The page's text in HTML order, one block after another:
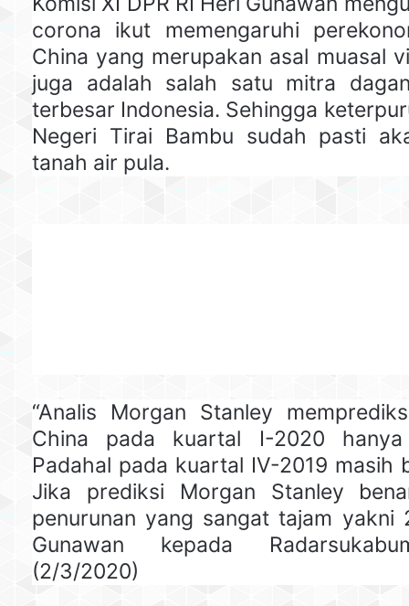
corona ikut memengaruhi
China yang merupakan asal muasal
juga adalah salah satu mitra
terbesar Indonesia. Sehingga
Negeri Tirai Bambu sudah pasti
tanah air pula.
“Analis Morgan Stanley
China pada kuartal I-2020
Padahal pada kuartal IV-2019 masih
Jika prediksi Morgan Stanley
penurunan yang sangat tajam yakni
Gunawan kepada
(2/3/2020)